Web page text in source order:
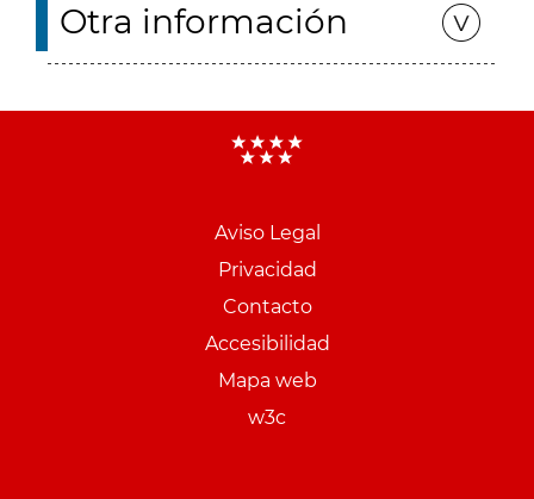
Otra información
Aviso Legal
Privacidad
Contacto
Accesibilidad
Mapa web
w3c